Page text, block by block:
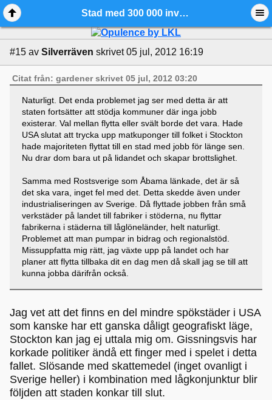
Stad med 300 000 invånare i konkurs i USA - Ädelmetallforum
#15 av Silverräven skrivet 05 jul, 2012 16:19
Citat från: gardener skrivet 05 jul, 2012 03:20
Naturligt. Det enda problemet jag ser med detta är att
staten fortsätter att stödja kommuner där inga jobb
existerar. Val mellan flytta eller svält borde det vara. Hade
USA slutat att trycka upp matkuponger till folket i Stockton
hade majoriteten flyttat till en stad med jobb för länge sen.
Nu drar dom bara ut på lidandet och skapar brottslighet.
Samma med Rostsverige som Åbama länkade, det är så
det ska vara, inget fel med det. Detta skedde även under
industrialiseringen av Sverige. Då flyttade jobben från små
verkstäder på landet till fabriker i stöderna, nu flyttar
fabrikerna i städerna till låglöneländer, helt naturligt.
Problemet att man pumpar in bidrag och regionalstöd.
Missuppfatta mig rätt, jag växte upp på landet och har
planer att flytta tillbaka dit en dag men då skall jag se till att
kunna jobba därifrån också.
Jag vet att det finns en del mindre spökstäder i USA
som kanske har ett ganska dåligt geografiskt läge,
Stockton kan jag ej uttala mig om. Gissningsvis har
korkade politiker ändå ett finger med i spelet i detta
fallet. Slösande med skattemedel (inget ovanligt i
Sverige heller) i kombination med lågkonjunktur blir
följden att staden konkar till slut.